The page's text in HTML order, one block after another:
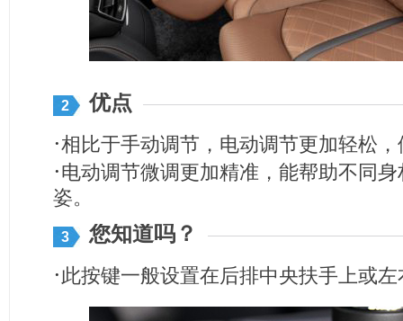
2 优点
·相比于手动调节，电动调节更加轻松，
·电动调节微调更加精准，能帮助不同
姿。
3 您知道吗？
·此按键一般设置在后排中央扶手上或